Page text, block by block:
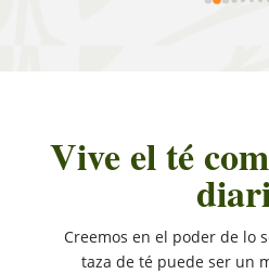
te de León. Lo último que
Vive el té
Creemos en el poder de lo
taza de té puede ser un